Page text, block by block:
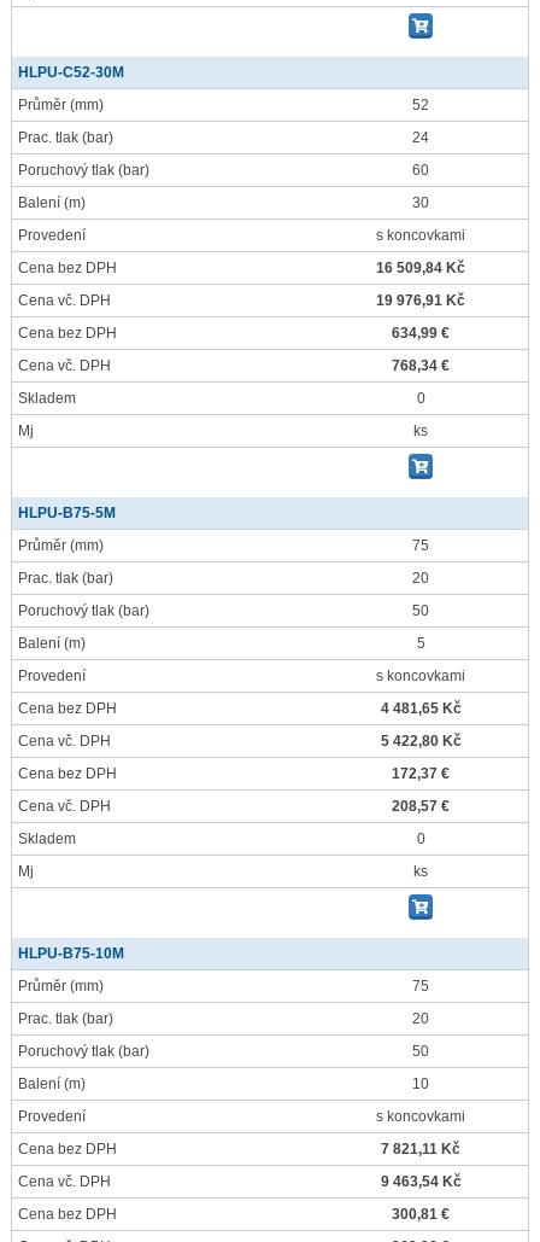
HLPU-C52-30M
Průměr (mm)
52
Prac. tlak (bar)
24
Poruchový tlak (bar)
60
Balení (m)
30
Provedení
s koncovkami
Cena bez DPH
16 509,84 Kč
Cena vč. DPH
19 976,91 Kč
Cena bez DPH
634,99 €
Cena vč. DPH
768,34 €
Skladem
0
Mj
ks
HLPU-B75-5M
Průměr (mm)
75
Prac. tlak (bar)
20
Poruchový tlak (bar)
50
Balení (m)
5
Provedení
s koncovkami
Cena bez DPH
4 481,65 Kč
Cena vč. DPH
5 422,80 Kč
Cena bez DPH
172,37 €
Cena vč. DPH
208,57 €
Skladem
0
Mj
ks
HLPU-B75-10M
Průměr (mm)
75
Prac. tlak (bar)
20
Poruchový tlak (bar)
50
Balení (m)
10
Provedení
s koncovkami
Cena bez DPH
7 821,11 Kč
Cena vč. DPH
9 463,54 Kč
Cena bez DPH
300,81 €